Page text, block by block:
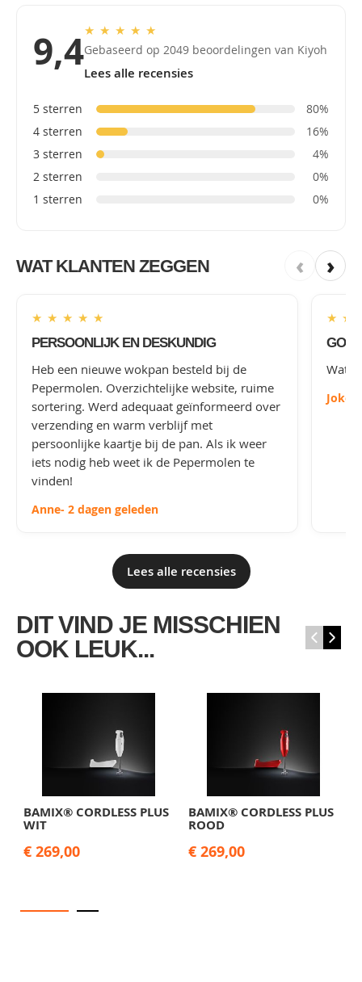
9,4★ ★ ★ ★ ★
Gebaseerd op 2049 beoordelingen van Kiyoh
Lees alle recensies
5 sterren
80%
4 sterren
16%
3 sterren
4%
2 sterren
0%
1 sterren
0%
WAT KLANTEN ZEGGEN ‹ ›
★ ★ ★ ★ ★
PERSOONLIJK EN DESKUNDIG
Heb een nieuwe wokpan besteld bij de
Pepermolen. Overzichtelijke website, ruime
sortering. Werd adequaat geïnformeerd over
verzending en warm verblijf met
persoonlijke kaartje bij de pan. Als ik weer
iets nodig heb weet ik de Pepermolen te
vinden!
Anne- 2 dagen geleden
★ ★
Wat
Joke
Lees alle recensies
DIT VIND JE MISSCHIEN
OOK LEUK...
‹ ›
BAMIX® CORDLESS PLUS
WIT
€ 269,00
BAMIX® CORDLESS PLUS
ROOD
€ 269,00